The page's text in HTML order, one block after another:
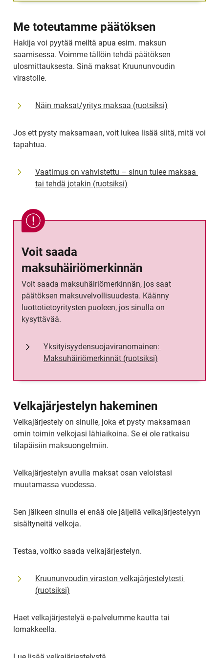
Me toteutamme päätöksen
Hakija voi pyytää meiltä apua esim. maksun
saamisessa. Voimme tällöin tehdä päätöksen
ulosmittauksesta. Sinä maksat Kruununvoudin
virastolle.
Näin maksat/yritys maksaa (ruotsiksi)
Jos ett pysty maksamaan, voit lukea lisää siitä, mitä voi
tapahtua.
Vaatimus on vahvistettu – sinun tulee maksaa
tai tehdä jotakin (ruotsiksi)
Voit saada
maksuhäiriömerkinnän
Voit saada maksuhäiriömerkinnän, jos saat
päätöksen maksuvelvollisuudesta. Käänny
luottotietoyritysten puoleen, jos sinulla on
kysyttävää.
Yksityisyydensuojaviranomainen:
Maksuhäiriömerkinnät (ruotsiksi)
Velkajärjestelyn hakeminen
Velkajärjestely on sinulle, joka et pysty maksamaan
omin toimin velkojasi lähiaikoina. Se ei ole ratkaisu
tilapäisiin maksuongelmiin.
Velkajärjestelyn avulla maksat osan veloistasi
muutamassa vuodessa.
Sen jälkeen sinulla ei enää ole jäljellä velkajärjestelyyn
sisältyneitä velkoja.
Testaa, voitko saada velkajärjestelyn.
Kruununvoudin viraston velkajärjestelytesti
(ruotsiksi)
Haet velkajärjestelyä e-palvelumme kautta tai
lomakkeella.